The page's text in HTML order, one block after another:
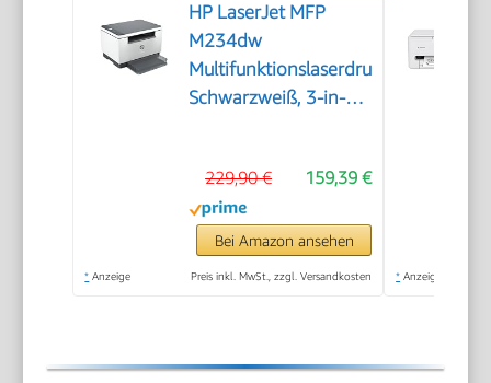
HP LaserJet MFP
M234dw
Multifunktionslaserdrucker,
Schwarzweiß, 3-in-1
Duplex, Airprint, 29
S/Min
159,39 €
229,90 €
Bei Amazon ansehen
* Anzeige Preis inkl. MwSt., zzgl. Versandkosten * Anzeige